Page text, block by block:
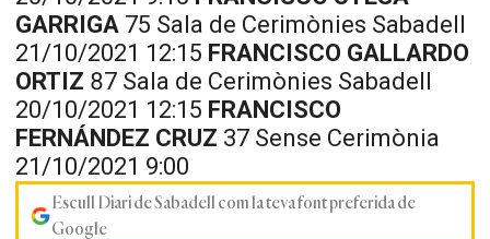
GARRIGA 75 Sala de Cerimònies Sabadell
21/10/2021 12:15 FRANCISCO GALLARDO
ORTIZ 87 Sala de Cerimònies Sabadell
20/10/2021 12:15 FRANCISCO
FERNÁNDEZ CRUZ 37 Sense Cerimònia
21/10/2021 9:00
Escull Diari de Sabadell com la teva font preferida de
Google